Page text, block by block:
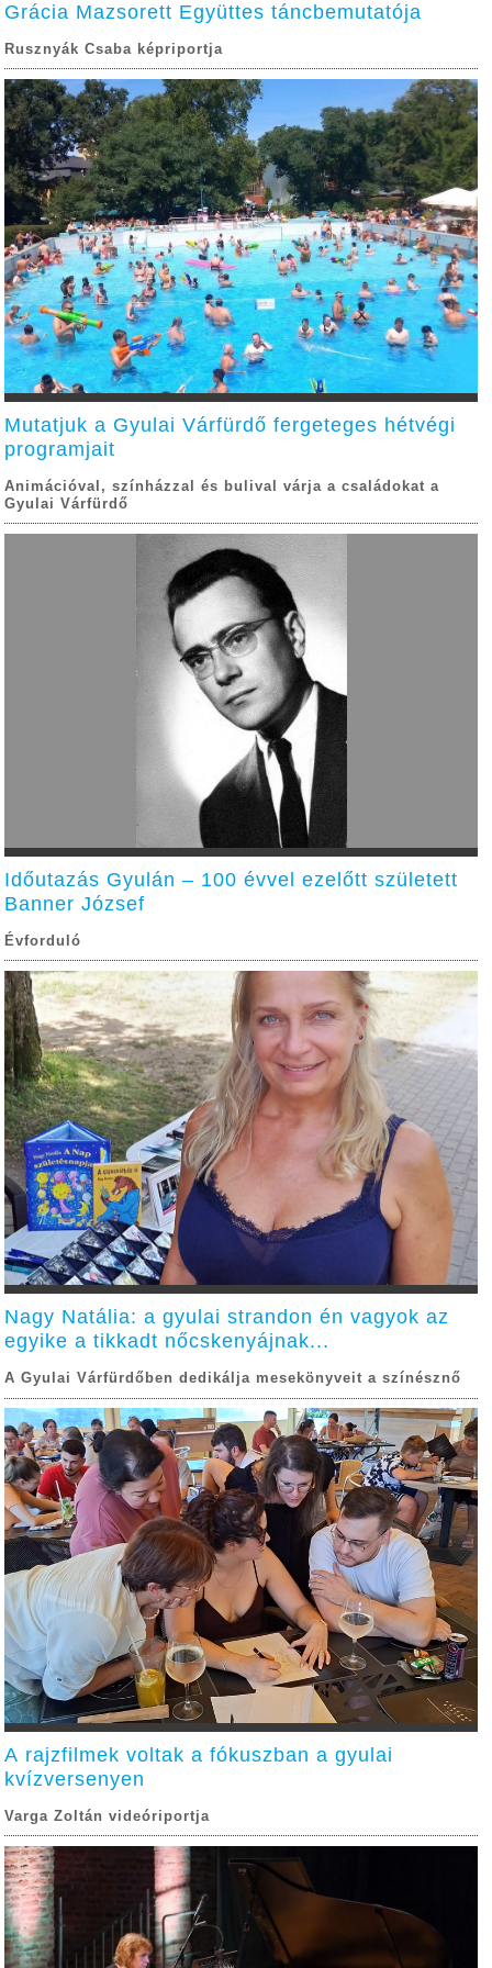
Grácia Mazsorett Együttes táncbemutatója
Rusznyák Csaba képriportja
Mutatjuk a Gyulai Várfürdő fergeteges hétvégi
programjait
Animációval, színházzal és bulival várja a családokat a
Gyulai Várfürdő
Időutazás Gyulán – 100 évvel ezelőtt született
Banner József
Évforduló
Nagy Natália: a gyulai strandon én vagyok az
egyike a tikkadt nőcskenyájnak...
A Gyulai Várfürdőben dedikálja mesekönyveit a színésznő
A rajzfilmek voltak a fókuszban a gyulai
kvízversenyen
Varga Zoltán videóriportja